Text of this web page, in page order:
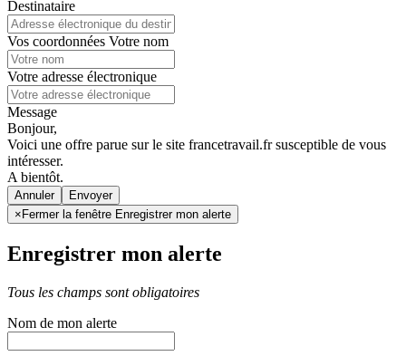
Destinataire
Vos coordonnées Votre nom
Votre adresse électronique
Message
Bonjour,
Voici une offre parue sur le site francetravail.fr susceptible de vous
intéresser.
A bientôt.
Annuler
× Fermer la fenêtre Enregistrer mon alerte
Enregistrer mon alerte
Tous les champs sont obligatoires
Nom de mon alerte